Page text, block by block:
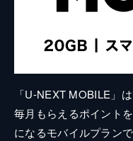
「U-NEXT MOBILE」
毎月もらえるポイント
になるモバイルプラン